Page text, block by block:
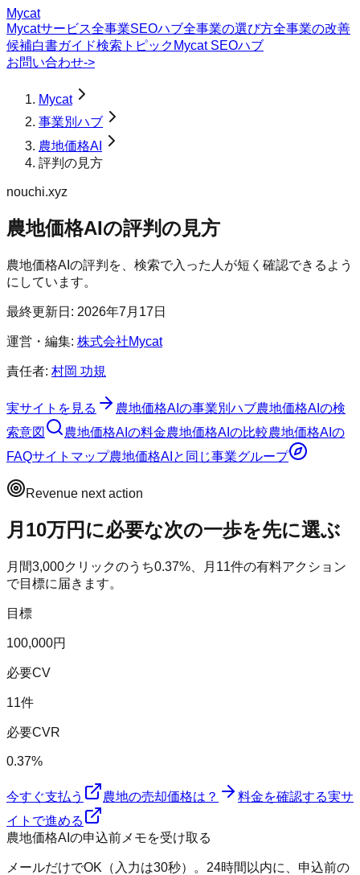
Mycat
Mycatサービス全事業SEOハブ全事業の選び方全事業の改善
候補白書ガイド検索トピック Mycat SEOハブ
お問い合わせ->
Mycat
事業別ハブ
農地価格AI
評判の見方
nouchi.xyz
農地価格AIの評判の見方
農地価格AIの評判を、検索で入った人が短く確認できるよう
にしています。
最終更新日: 2026年7月17日
運営・編集: 株式会社Mycat
責任者: 村岡 功規
実サイトを見る 農地価格AI の事業別ハブ農地価格AI の検
索意図
農地価格AI の料金農地価格AI の比較農地価格AI の
FAQサイトマップ農地価格AI と同じ事業グループ
Revenue next action
月10万円に必要な次の一歩を先に選ぶ
月間3,000クリックのうち0.37%、月 11件の有料アクション
で目標に届きます。
目標
100,000円
必要CV
11件
必要CVR
0.37%
今すぐ支払う 農地の売却価格は？ 料金を確認する実サ
イトで進める
農地価格AIの申込前メモを受け取る
メールだけでOK（入力は30秒）。24時間以内に、申込前の